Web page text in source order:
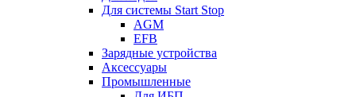
Для системы Start Stop
AGM
EFB
Зарядные устройства
Аксессуары
Промышленные